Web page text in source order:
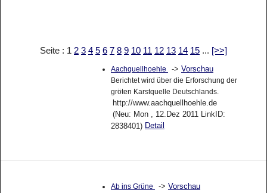
Seite : 1 2 3 4 5 6 7 8 9 10 11 12 13 14 15 ... [>>]
Aachquellhoehle -> Vorschau
Berichtet wird über die Erforschung der
gröten Karstquelle Deutschlands.
http://www.aachquellhoehle.de
(Neu: Mon , 12.Dez 2011 LinkID:
2838401) Detail
Ab ins Grüne -> Vorschau